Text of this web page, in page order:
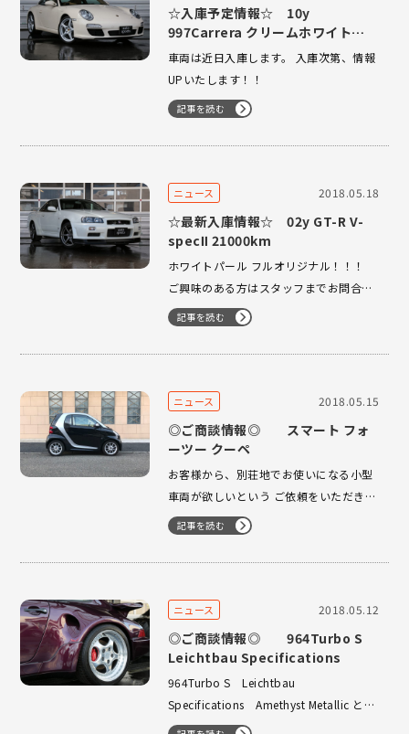
☆入庫予定情報☆ 10y
997Carrera クリームホワイト
RHDベージュインテリア
車両は近日入庫します。 入庫次第、情報
記事を読む
ニュース 2018.05.18
☆最新入庫情報☆ 02y GT-R V-
specⅡ 21000km
ホワイトパール フルオリジナル！！！
ご興味のある方はスタッフまでお問合せ
くださいませ！！
記事を読む
ニュース 2018.05.15
◎ご商談情報◎ スマート フォ
ーツー クーペ
お客様から、別荘地でお使いになる小型
車両が欲しいという ご依頼をいただき、
入手しました！ これで気軽に移動ができ
ると思います。 B様、ありがとうござい
ます。 ご納車まで少々お待ちくださいま
車種を…
記事を読む
ニュース 2018.05.12
◎ご商談情報◎ 964Turbo S
Leichtbau Specifications
964Turbo S Leichtbau
Specifications Amethyst Metallic とて
つもなく希少なお車、ご購入いただきま